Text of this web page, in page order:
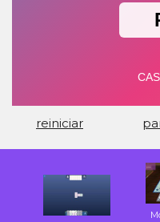
reiniciar